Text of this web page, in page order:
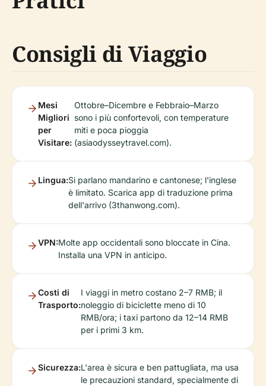
Consigli di Viaggio
Mesi
Migliori
per
Visitare:
Ottobre–Dicembre e Febbraio–Marzo
sono i più confortevoli, con temperature
miti e poca pioggia
(asiaodysseytravel.com).
Lingua:Si parlano mandarino e cantonese; l'inglese
è limitato. Scarica app di traduzione prima
dell'arrivo (3thanwong.com).
VPN:Molte app occidentali sono bloccate in Cina.
Installa una VPN in anticipo.
Costi di
Trasporto:
I viaggi in metro costano 2–7 RMB; il
noleggio di biciclette meno di 10
RMB/ora; i taxi partono da 12–14 RMB
per i primi 3 km.
Sicurezza:L'area è sicura e ben pattugliata, ma usa
le precauzioni standard, specialmente di